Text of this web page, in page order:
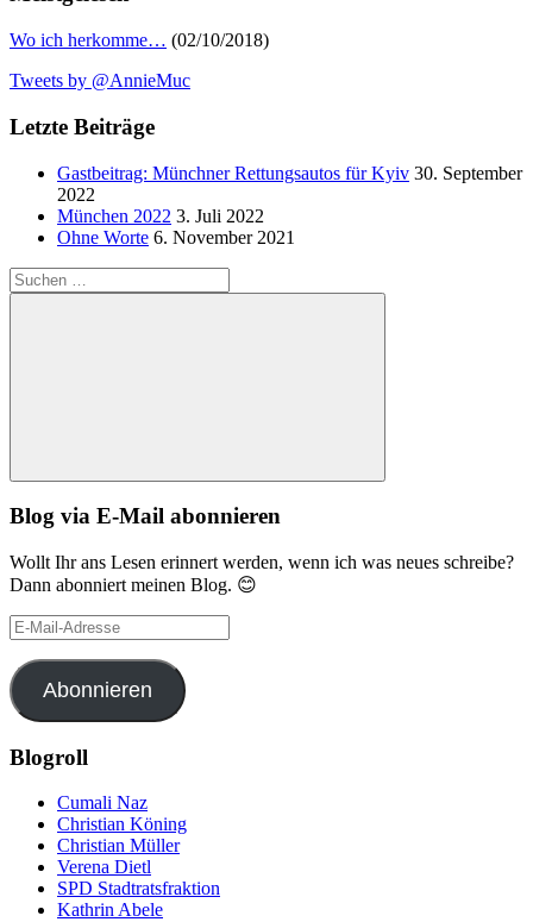
Wo ich herkomme… (02/10/2018)
Tweets by @AnnieMuc
Letzte Beiträge
Gastbeitrag: Münchner Rettungsautos für Kyiv 30. September
2022
München 2022 3. Juli 2022
Ohne Worte 6. November 2021
Suchen
nach:
Suchen
Blog via E-Mail abonnieren
Wollt Ihr ans Lesen erinnert werden, wenn ich was neues schreibe?
Dann abonniert meinen Blog. 😊
E-
Mail-
Adresse
Abonnieren
Blogroll
Cumali Naz
Christian Köning
Christian Müller
Verena Dietl
SPD Stadtratsfraktion
Kathrin Abele